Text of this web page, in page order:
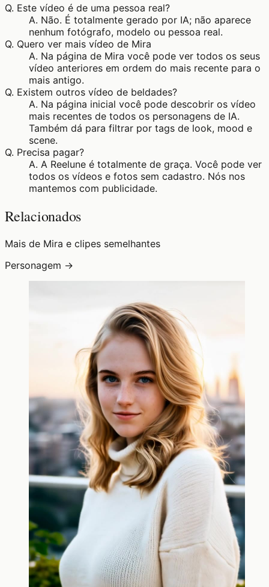
Q. Este vídeo é de uma pessoa real?
A. Não. É totalmente gerado por IA; não aparece
nenhum fotógrafo, modelo ou pessoa real.
Q. Quero ver mais vídeo de Mira
A. Na página de Mira você pode ver todos os seus
vídeo anteriores em ordem do mais recente para o
mais antigo.
Q. Existem outros vídeo de beldades?
A. Na página inicial você pode descobrir os vídeo
mais recentes de todos os personagens de IA.
Também dá para filtrar por tags de look, mood e
scene.
Q. Precisa pagar?
A. A Reelune é totalmente de graça. Você pode ver
todos os vídeos e fotos sem cadastro. Nós nos
mantemos com publicidade.
Relacionados
Mais de Mira e clipes semelhantes
Personagem →